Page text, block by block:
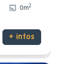
0m2
+ infos